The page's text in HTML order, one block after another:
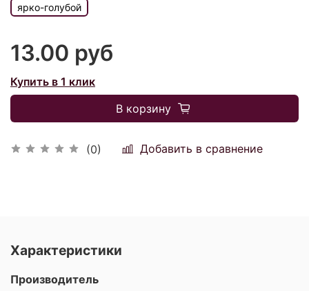
(0) Добавить в сравнение
ярко-голубой
13.00 руб
Купить в 1 клик
В корзину
Характеристики
Производитель